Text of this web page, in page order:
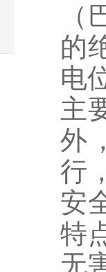
的
电
主
外
行
安
特
无